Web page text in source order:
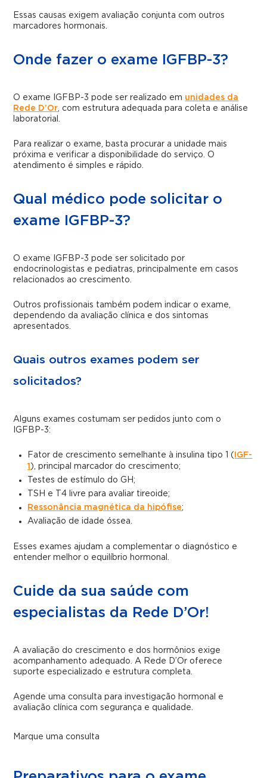
Essas causas exigem avaliação conjunta com outros
marcadores hormonais.
Onde fazer o exame IGFBP-3?
O exame IGFBP-3 pode ser realizado em unidades da
Rede D’Or , com estrutura adequada para coleta e análise
laboratorial.
Para realizar o exame, basta procurar a unidade mais
próxima e verificar a disponibilidade do serviço. O
atendimento é simples e rápido.
Qual médico pode solicitar o
exame IGFBP-3?
O exame IGFBP-3 pode ser solicitado por
endocrinologistas e pediatras, principalmente em casos
relacionados ao crescimento.
Outros profissionais também podem indicar o exame,
dependendo da avaliação clínica e dos sintomas
apresentados.
Quais outros exames podem ser
solicitados?
Alguns exames costumam ser pedidos junto com o
IGFBP-3:
Fator de crescimento semelhante à insulina tipo 1 ( IGF-
1 ), principal marcador do crescimento;
Testes de estímulo do GH;
TSH e T4 livre para avaliar tireoide;
Ressonância magnética da hipófise;
Avaliação de idade óssea.
Esses exames ajudam a complementar o diagnóstico e
entender melhor o equilíbrio hormonal.
Cuide da sua saúde com
especialistas da Rede D’Or!
A avaliação do crescimento e dos hormônios exige
acompanhamento adequado. A Rede D’Or oferece
suporte especializado e estrutura completa.
Agende uma consulta para investigação hormonal e
avaliação clínica com segurança e qualidade.
Marque uma consulta